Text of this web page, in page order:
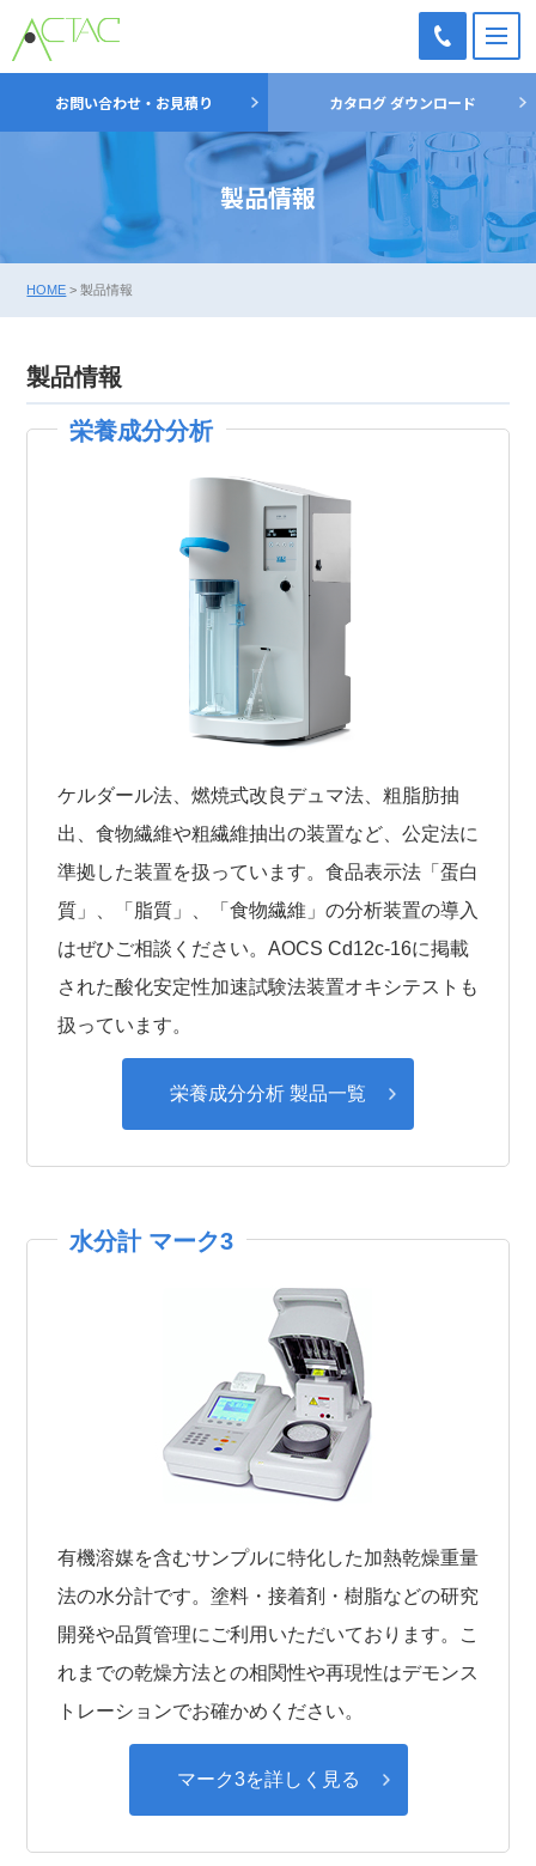
TEL：
03-
5698-
7051
お問い合わせ・お見積り カタログ ダウンロード
製品情報
HOME >製品情報
製品情報
栄養成分分析
ケルダール法、燃焼式改良デュマ法、粗脂肪抽
出、⾷物繊維や粗繊維抽出の装置など、公定法に
準拠した装置を扱っています。⾷品表⽰法「蛋⽩
質」、「脂質」、「⾷物繊維」の分析装置の導⼊
はぜひご相談ください。AOCS Cd12c-16に掲載
された酸化安定性加速試験法装置オキシテストも
扱っています。
栄養成分分析 製品⼀覧
⽔分計 マーク3
有機溶媒を含むサンプルに特化した加熱乾燥重量
法の水分計です。塗料・接着剤・樹脂などの研究
開発や品質管理にご利用いただいております。こ
れまでの乾燥方法との相関性や再現性はデモンス
トレーションでお確かめください。
マーク3を詳しく⾒る